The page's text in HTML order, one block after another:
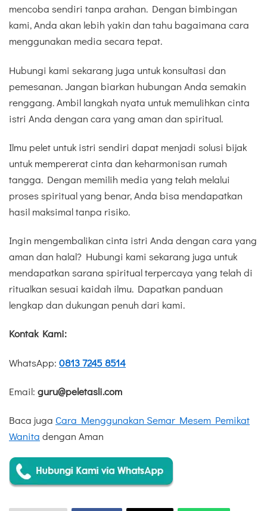
mencoba sendiri tanpa arahan. Dengan bimbingan
kami, Anda akan lebih yakin dan tahu bagaimana cara
menggunakan media secara tepat.
Hubungi kami sekarang juga untuk konsultasi dan
pemesanan. Jangan biarkan hubungan Anda semakin
renggang. Ambil langkah nyata untuk memulihkan cinta
istri Anda dengan cara yang aman dan spiritual.
Ilmu pelet untuk istri sendiri dapat menjadi solusi bijak
untuk mempererat cinta dan keharmonisan rumah
tangga. Dengan memilih media yang telah melalui
proses spiritual yang benar, Anda bisa mendapatkan
hasil maksimal tanpa risiko.
Ingin mengembalikan cinta istri Anda dengan cara yang
aman dan halal? Hubungi kami sekarang juga untuk
mendapatkan sarana spiritual terpercaya yang telah di
ritualkan sesuai kaidah ilmu. Dapatkan panduan
lengkap dan dukungan penuh dari kami.
Kontak Kami:
WhatsApp: 0813 7245 8514
Email: guru@peletasli.com
Baca juga Cara Menggunakan Semar Mesem Pemikat
Wanita dengan Aman